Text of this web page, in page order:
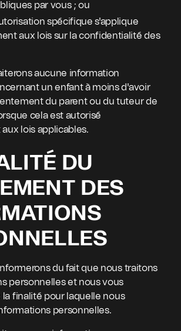
par vous ; ou
spécifique s'applique
aux lois sur la confidentialité des
aucune information
un enfant à moins d'avoir
du parent ou du tuteur de
cela est autorisé
lois applicables.
DU
DES
du fait que nous traitons
personnelles et nous vous
la finalité pour laquelle nous
personnelles.